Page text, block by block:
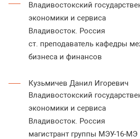
Владивостокский
экономики и сервиса
Владивосток. Россия
ст. преподаватель кафедры
бизнеса и финансов
Кузьмичев Данил Игоревич
Владивостокский
экономики и сервиса
Владивосток. Россия
магистрант группы МЭУ-16-МЭ